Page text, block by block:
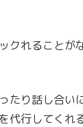
クれることが
たり話し合い
代行してくれ